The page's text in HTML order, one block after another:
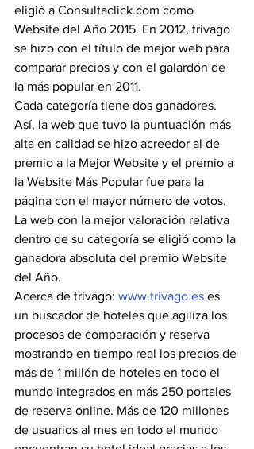
eligió a Consultaclick.com como
Website del Año 2015. En 2012, trivago
se hizo con el título de mejor web para
comparar precios y con el galardón de
la más popular en 2011.
Cada categoría tiene dos ganadores.
Así, la web que tuvo la puntuación más
alta en calidad se hizo acreedor al de
premio a la Mejor Website y el premio a
la Website Más Popular fue para la
página con el mayor número de votos.
La web con la mejor valoración relativa
dentro de su categoría se eligió como la
ganadora absoluta del premio Website
del Año.
Acerca de trivago: www.trivago.es es
un buscador de hoteles que agiliza los
procesos de comparación y reserva
mostrando en tiempo real los precios de
más de 1 millón de hoteles en todo el
mundo integrados en más 250 portales
de reserva online. Más de 120 millones
de usuarios al mes en todo el mundo